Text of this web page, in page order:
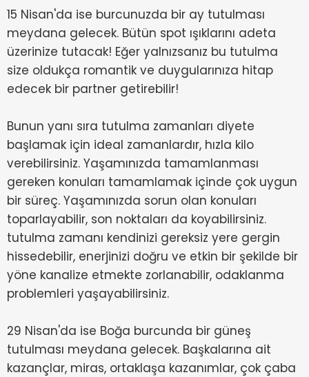
15 Nisan'da ise burcunuzda bir ay tutulması
meydana gelecek. Bütün spot ışıklarını adeta
üzerinize tutacak! Eğer yalnızsanız bu tutulma
size oldukça romantik ve duygularınıza hitap
edecek bir partner getirebilir!
Bunun yanı sıra tutulma zamanları diyete
başlamak için ideal zamanlardır, hızla kilo
verebilirsiniz. Yaşamınızda tamamlanması
gereken konuları tamamlamak içinde çok uygun
bir süreç. Yaşamınızda sorun olan konuları
toparlayabilir, son noktaları da koyabilirsiniz.
tutulma zamanı kendinizi gereksiz yere gergin
hissedebilir, enerjinizi doğru ve etkin bir şekilde bir
yöne kanalize etmekte zorlanabilir, odaklanma
problemleri yaşayabilirsiniz.
29 Nisan'da ise Boğa burcunda bir güneş
tutulması meydana gelecek. Başkalarına ait
kazançlar, miras, ortaklaşa kazanımlar, çok çaba